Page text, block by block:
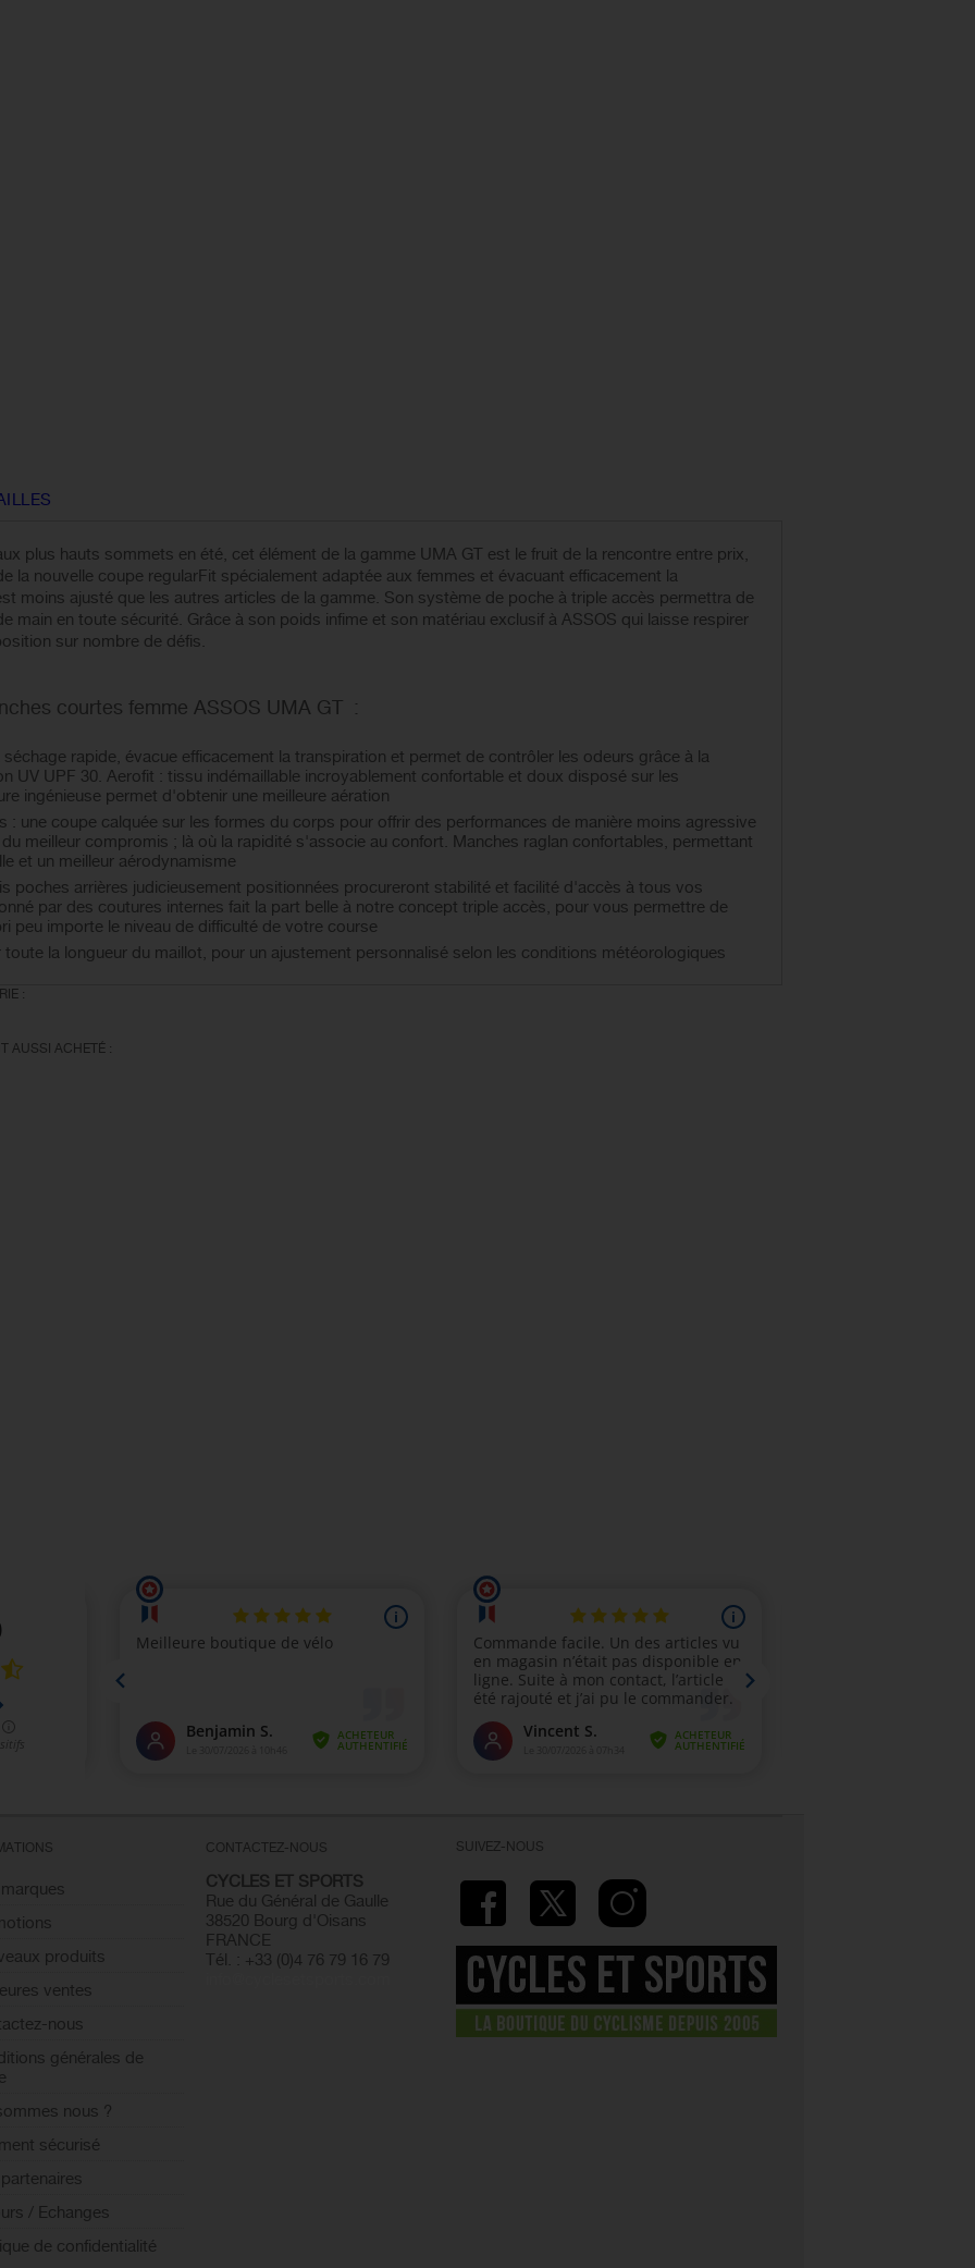
plus hauts sommets en été, cet élément de la gamme UMA GT est le fruit de la rencontre entre prix,
la nouvelle coupe regularFit spécialement adaptée aux femmes et évacuant efficacement la
moins ajusté que les autres articles de la gamme. Son système de poche à triple accès permettra de
main en toute sécurité. Grâce à son poids infime et son matériau exclusif à ASSOS qui laisse respirer
sur nombre de défis.
courtes femme ASSOS UMA GT :
rapide, évacue efficacement la transpiration et permet de contrôler les odeurs grâce à la
UV UPF 30. Aerofit : tissu indémaillable incroyablement confortable et doux disposé sur les
ingénieuse permet d'obtenir une meilleure aération
: une coupe calquée sur les formes du corps pour offrir des performances de manière moins agressive
meilleur compromis ; là où la rapidité s'associe au confort. Manches raglan confortables, permettant
et un meilleur aérodynamisme
poches arrières judicieusement positionnées procureront stabilité et facilité d'accès à tous vos
par des coutures internes fait la part belle à notre concept triple accès, pour vous permettre de
peu importe le niveau de difficulté de votre course
toute la longueur du maillot, pour un ajustement personnalisé selon les conditions météorologiques
:
AUSSI ACHETÉ :
produits
ventes
nous
générales de
nous ?
sécurisé
/ Echanges
de confidentialité
CONTACTEZ-NOUS
CYCLES ET SPORTS
Rue du Général de Gaulle
38520 Bourg d'Oisans
FRANCE
Tél. : +33 (0)4 76 79 16 79
SUIVEZ-NOUS